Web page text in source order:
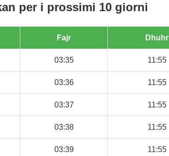
per i prossimi 10 giorni
Fajr Dhuhr
03:35 11:55
03:36 11:55
03:37 11:55
03:38 11:55
03:39 11:55